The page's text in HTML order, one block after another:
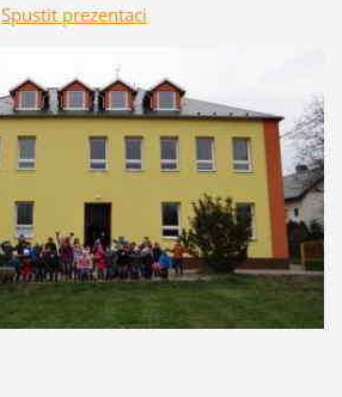
Spustit prezentaci